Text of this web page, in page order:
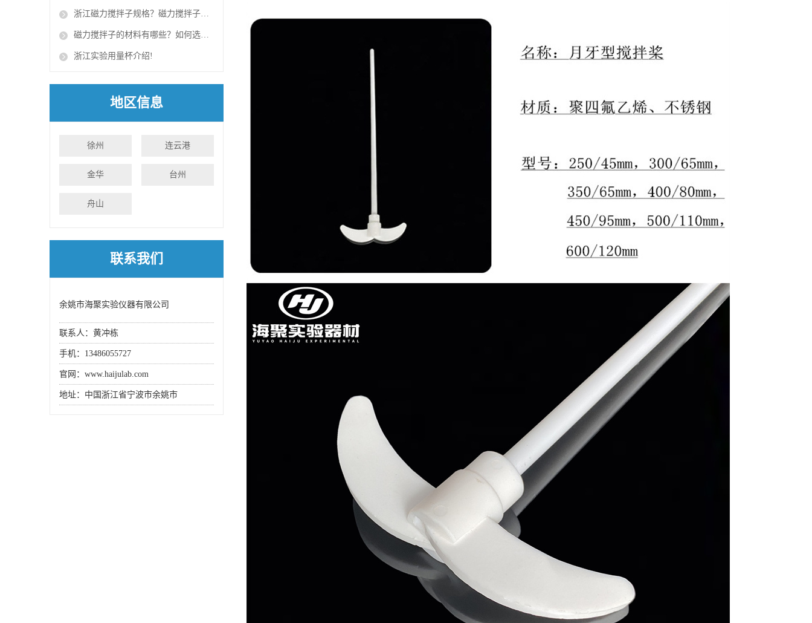
浙江磁力搅拌子规格？磁力搅拌子的使用方法？
磁力搅拌子的材料有哪些？如何选择磁力搅拌子？
浙江实验用量杯介绍!​
地区信息
徐州 连云港
金华 台州
舟山
联系我们
余姚市海聚实验仪器有限公司
联系人：黄冲栋
手机：13486055727
官网：www.haijulab.com
地址：中国浙江省宁波市余姚市